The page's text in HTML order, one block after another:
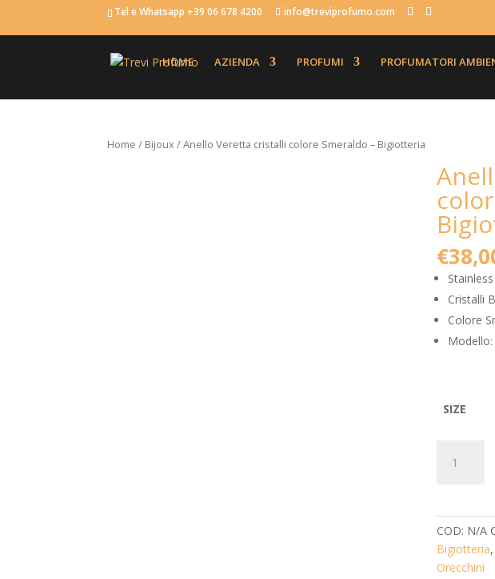
Tel e Whatsapp +39 06 678 4200
info@treviprofumo.com
HOME AZIENDA PROFUMI PROFUMATORI
Home / Bijoux/ Anello Veretta cristalli colore Smeraldo – Bigiotteria
€
Cristalli
Colore
SIZE
Veretta
Bigiotteria
COD: N/A
Bigiotteria,
Orecchini